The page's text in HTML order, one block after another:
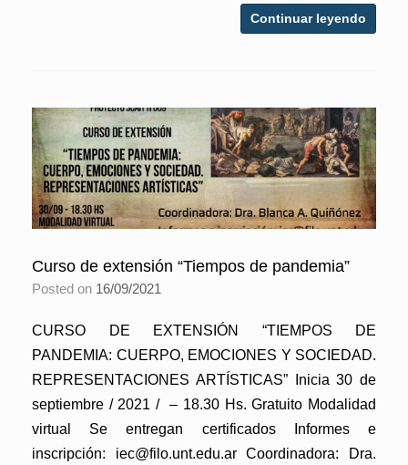
Continuar leyendo
Curso de extensión “Tiempos de pandemia”
Posted on 16/09/2021
CURSO DE EXTENSIÓN “TIEMPOS DE
PANDEMIA: CUERPO, EMOCIONES Y SOCIEDAD.
REPRESENTACIONES ARTÍSTICAS” Inicia 30 de
septiembre / 2021 / – 18.30 Hs. Gratuito Modalidad
virtual Se entregan certificados Informes e
inscripción: iec@filo.unt.edu.ar Coordinadora: Dra.